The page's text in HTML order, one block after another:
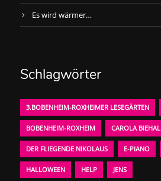
Es wird wärmer…
Schlagwörter
3.BOBENHEIM-ROXHEIMER LESEGÄRTEN
BOBENHEIM-ROXHEIM CAROLA BIEHAL
DER FLIEGENDE NIKOLAUS E-PIANO
HALLOWEEN HELP JENS